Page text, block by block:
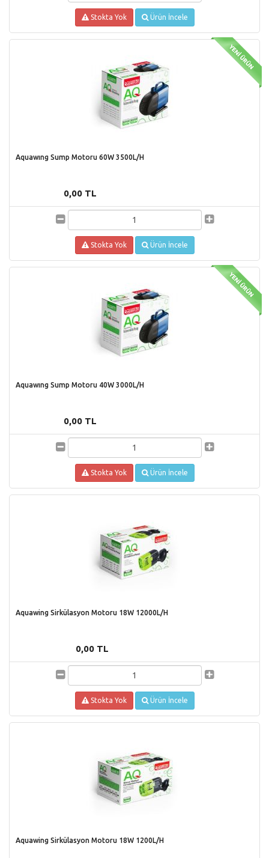
Stokta Yok Ürün İncele
Aquawıng Sump Motoru 60W 3500L/H
0,00 TL
Stokta Yok Ürün İncele
Aquawıng Sump Motoru 40W 3000L/H
0,00 TL
Stokta Yok Ürün İncele
Aquawing Sirkülasyon Motoru 18W 12000L/H
0,00 TL
Stokta Yok Ürün İncele
Aquawing Sirkülasyon Motoru 18W 1200L/H